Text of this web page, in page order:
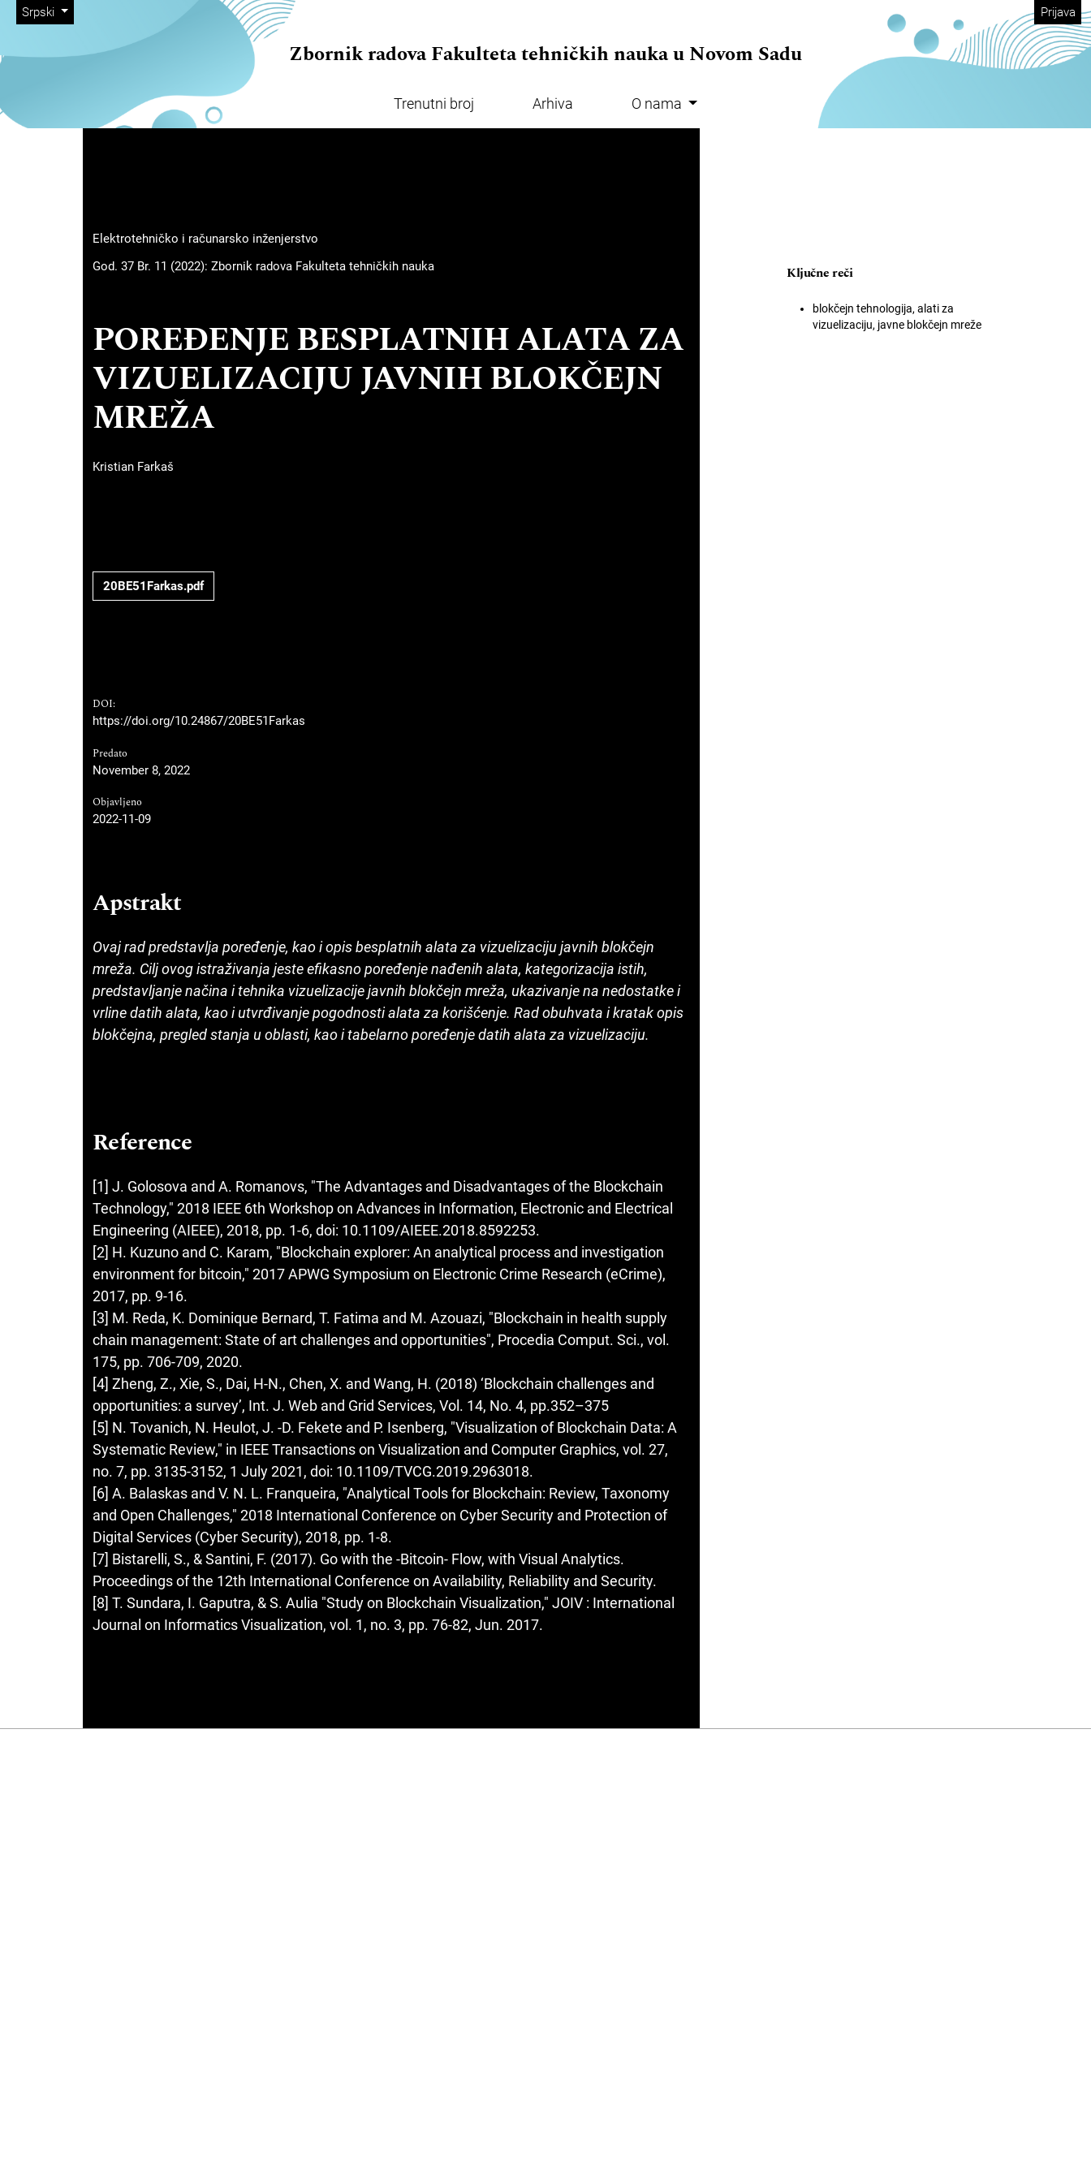
##navigation.skip.nav##
##navigation.skip.main##
##navigation.skip.footer##
##plugins.themes.immersion.language.toggle##
Srpski
##plugins.themes.immersion.adminMenu## Prijava
Zbornik radova Fakulteta tehničkih nauka u Novom Sadu
##plugins.themes.immersion.mainMenu##
Trenutni broj Arhiva O nama
Elektrotehničko i računarsko inženjerstvo
God. 37 Br. 11 (2022): Zbornik radova Fakulteta tehničkih nauka
POREĐENJE BESPLATNIH ALATA ZA
VIZUELIZACIJU JAVNIH BLOKČEJN
MREŽA
Kristian Farkaš
20BE51Farkas.pdf
DOI:
https://doi.org/10.24867/20BE51Farkas
Predato
November 8, 2022
Objavljeno
2022-11-09
Apstrakt
Ovaj rad predstavlja poređenje, kao i opis besplatnih alata za vizuelizaciju javnih blokčejn
mreža. Cilj ovog istraživanja jeste efikasno poređenje nađenih alata, kategorizacija istih,
predstavljanje načina i tehnika vizuelizacije javnih blokčejn mreža, ukazivanje na nedostatke i
vrline datih alata, kao i utvrđivanje pogodnosti alata za korišćenje. Rad obuhvata i kratak opis
blokčejna, pregled stanja u oblasti, kao i tabelarno poređenje datih alata za vizuelizaciju.
Reference
[1] J. Golosova and A. Romanovs, "The Advantages and Disadvantages of the Blockchain
Technology," 2018 IEEE 6th Workshop on Advances in Information, Electronic and Electrical
Engineering (AIEEE), 2018, pp. 1-6, doi: 10.1109/AIEEE.2018.8592253.
[2] H. Kuzuno and C. Karam, "Blockchain explorer: An analytical process and investigation
environment for bitcoin," 2017 APWG Symposium on Electronic Crime Research (eCrime),
2017, pp. 9-16.
[3] M. Reda, K. Dominique Bernard, T. Fatima and M. Azouazi, "Blockchain in health supply
chain management: State of art challenges and opportunities", Procedia Comput. Sci., vol.
175, pp. 706-709, 2020.
[4] Zheng, Z., Xie, S., Dai, H-N., Chen, X. and Wang, H. (2018) ‘Blockchain challenges and
opportunities: a survey’, Int. J. Web and Grid Services, Vol. 14, No. 4, pp.352–375
[5] N. Tovanich, N. Heulot, J. -D. Fekete and P. Isenberg, "Visualization of Blockchain Data: A
Systematic Review," in IEEE Transactions on Visualization and Computer Graphics, vol. 27,
no. 7, pp. 3135-3152, 1 July 2021, doi: 10.1109/TVCG.2019.2963018.
[6] A. Balaskas and V. N. L. Franqueira, "Analytical Tools for Blockchain: Review, Taxonomy
and Open Challenges," 2018 International Conference on Cyber Security and Protection of
Digital Services (Cyber Security), 2018, pp. 1-8.
[7] Bistarelli, S., & Santini, F. (2017). Go with the -Bitcoin- Flow, with Visual Analytics.
Proceedings of the 12th International Conference on Availability, Reliability and Security.
[8] T. Sundara, I. Gaputra, & S. Aulia "Study on Blockchain Visualization," JOIV : International
Journal on Informatics Visualization, vol. 1, no. 3, pp. 76-82, Jun. 2017.
Ključne reči
blokčejn tehnologija, alati za
vizuelizaciju, javne blokčejn mreže